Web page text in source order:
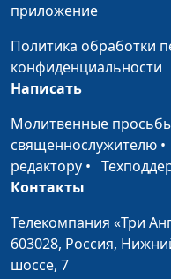
Самоопределение и
принятие себя
Унисекс.
Самоопределение:
кто я и куда иду?
приложение
Политика обработки
конфиденциальности
Написать
Молитвенные
священнослужителю •
редактору •
Контакты
Телекомпания «Три
603028, Россия,
шоссе, 7